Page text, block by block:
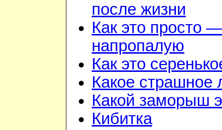
после жизни
Как это просто
напропалую
Как это
Какое страшное
Какой заморыш
Кибитка